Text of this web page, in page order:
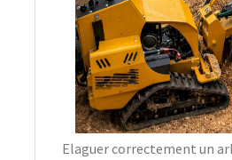
Elaguer correctement un